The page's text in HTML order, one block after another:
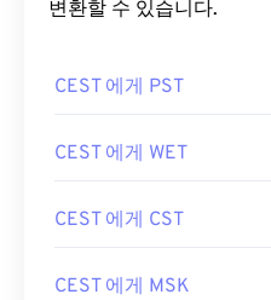
변환할 수 있습니다.
CEST 에게 PST
CEST 에게 WET
CEST 에게 CST
CEST 에게 MSK